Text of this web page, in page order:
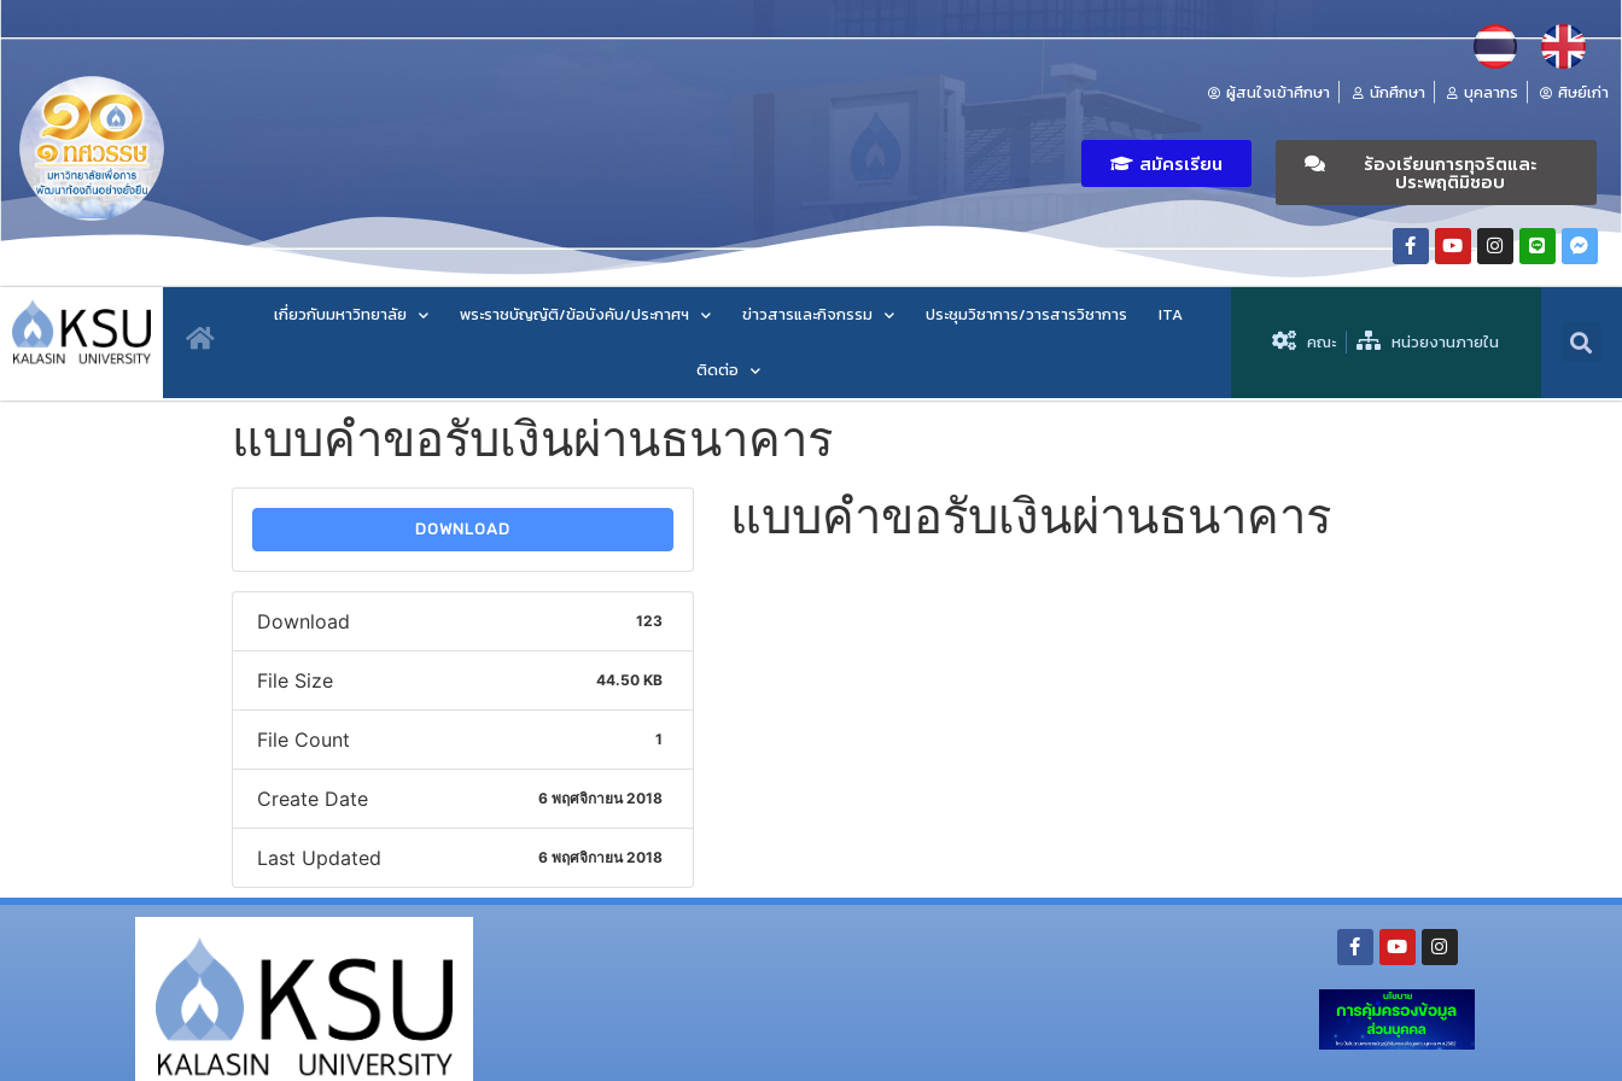
ผู้สนใจเข้าศึกษา นักศึกษา บุคลากร ศิษย์เก่า
สมัครเรียน ร้องเรียนการทุจริตและ
ประพฤติมิชอบ
เกี่ยวกับมหาวิทยาลัย พระราชบัญญัติ/ข้อบังคับ/ประกาศฯ ข่าวสารและกิจกรรม ประชุมวิชาการ/วารสารวิชาการ ITA
ติดต่อ
คณะ หน่วยงานภายใน
แบบคำขอรับเงินผ่านธนาคาร
DOWNLOAD
Download 123
File Size 44.50 KB
File Count 1
Create Date 6 พฤศจิกายน 2018
Last Updated 6 พฤศจิกายน 2018
แบบคำขอรับเงินผ่านธนาคาร